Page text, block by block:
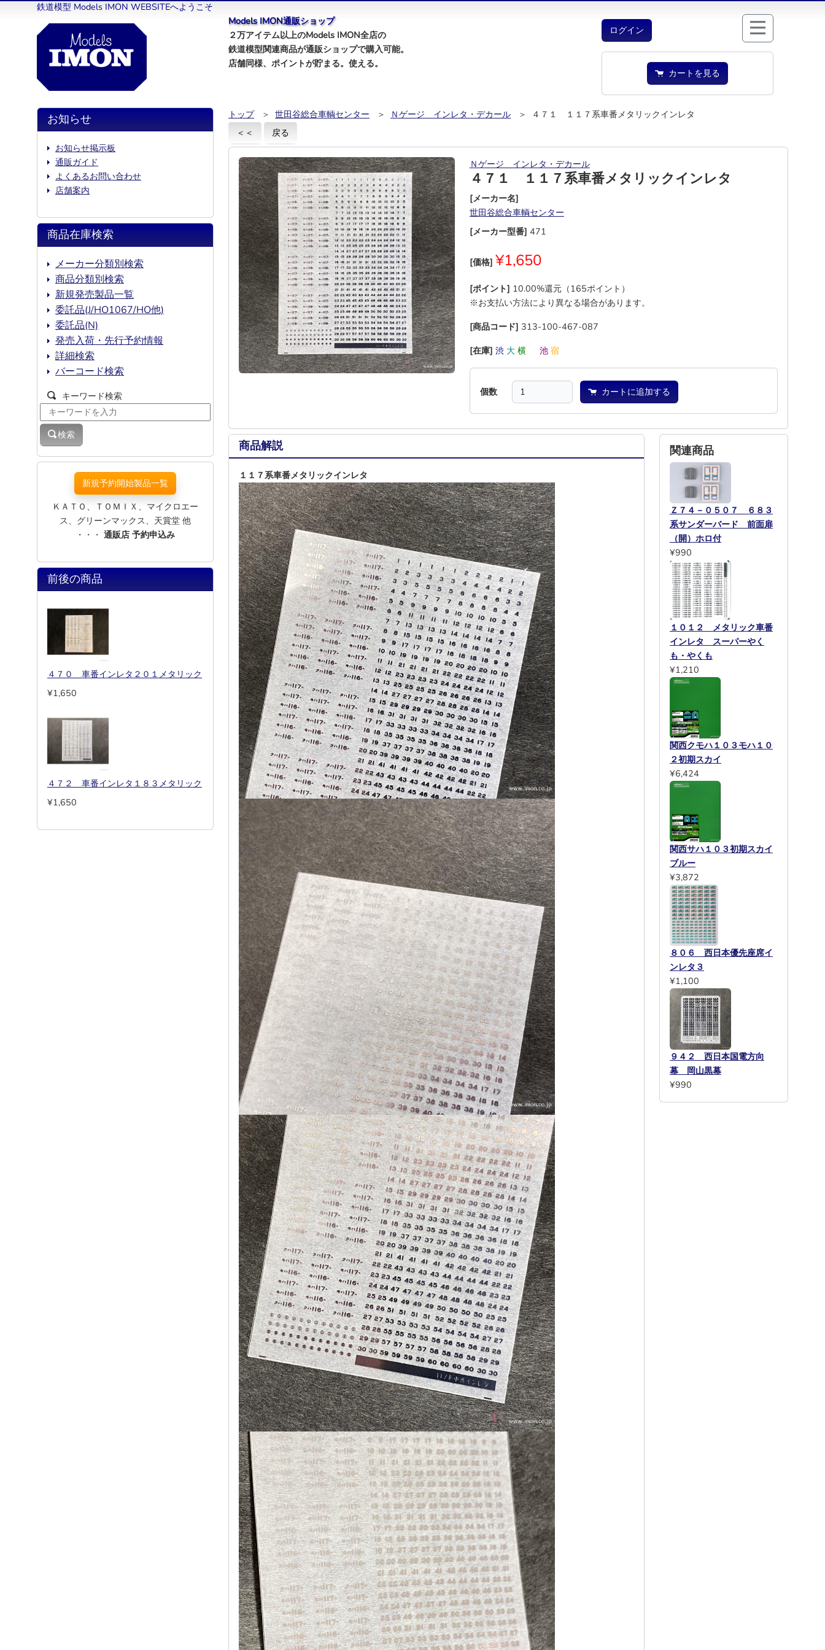
鉄道模型 Models IMON WEBSITEへようこそ
Models IMON通販ショップ
２万アイテム以上のModels IMON全店の
鉄道模型関連商品が通販ショップで購入可能。
店舗同様、ポイントが貯まる。使える。
ログイン
カートを見る
トップ ＞ 世田谷総合車輌センター ＞ Ｎゲージ インレタ・デカール
＞ ４７１ １１７系車番メタリックインレタ
＜＜
戻る
Ｎゲージ インレタ・デカール
４７１ １１７系車番メタリックインレタ
[メーカー名]
世田谷総合車輌センター
[メーカー型番] 471
[価格] ¥1,650
[ポイント] 10.00%還元（165ポイント）
※お支払い方法により異なる場合があります。
[商品コード] 313-100-467-087
[在庫] 渋 大 横 池 宿
個数 カートに追加する
商品解説
１１７系車番メタリックインレタ
関連商品
Ｚ７４－０５０７ ６８３
系サンダーバード 前面扉
（開）ホロ付
¥990
１０１２ メタリック車番
インレタ スーパーやく
も・やくも
¥1,210
関西クモハ１０３モハ１０
２初期スカイ
¥6,424
関西サハ１０３初期スカイ
ブルー
¥3,872
８０６ 西日本優先座席イ
ンレタ３
¥1,100
９４２ 西日本国電方向
幕 岡山黒幕
¥990
お知らせ
お知らせ掲示板
通販ガイド
よくあるお問い合わせ
店舗案内
商品在庫検索
メーカー分類別検索
商品分類別検索
新規発売製品一覧
委託品(J/HO1067/HO他)
委託品(N)
発売入荷・先行予約情報
詳細検索
バーコード検索
キーワード検索
検索
新規予約開始製品一覧
ＫＡＴＯ、ＴＯＭＩＸ、マイクロエー
ス、グリーンマックス、天賞堂 他
・・・ 通販店 予約申込み
前後の商品
４７０ 車番インレタ２０１メタリック
¥1,650
４７２ 車番インレタ１８３メタリック
¥1,650